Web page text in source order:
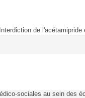
de l'acétamipride
sociales au sein des